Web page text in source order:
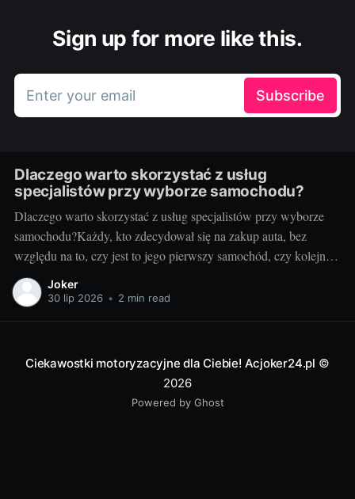
Sign up for more like this.
Enter your email Subscribe
Dlaczego warto skorzystać z usług
specjalistów przy wyborze samochodu?
Dlaczego warto skorzystać z usług specjalistów przy wyborze
samochodu?Każdy, kto zdecydował się na zakup auta, bez
względu na to, czy jest to jego pierwszy samochód, czy kolejny,
zna trudności związane z tym procesem. Nic dziwnego - to
niezwykle ważna decyzja, a rynek samochodowy pełen jest
Joker
30 lip 2026 • 2 min read
Ciekawostki motoryzacyjne dla Ciebie! Acjoker24.pl ©
2026
Powered by Ghost